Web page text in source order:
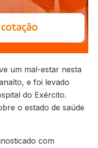
um mal-estar nesta
e foi levado
do Exército.
o estado de saúde
com